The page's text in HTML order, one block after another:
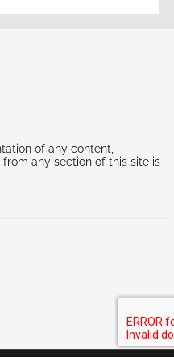
of any content,
any section of this site is